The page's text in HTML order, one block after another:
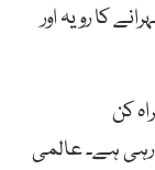
کا رویہ اور
کن
رہی ہے۔ عالمی